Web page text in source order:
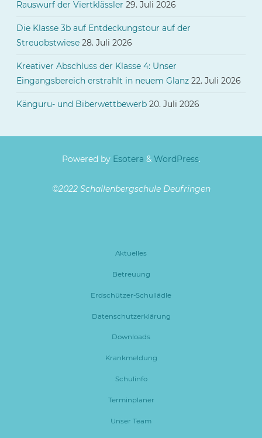
Rauswurf der Viertklässler 29. Juli 2026
Die Klasse 3b auf Entdeckungstour auf der
Streuobstwiese 28. Juli 2026
Kreativer Abschluss der Klasse 4: Unser
Eingangsbereich erstrahlt in neuem Glanz 22. Juli 2026
Känguru- und Biberwettbewerb 20. Juli 2026
Powered byEsotera & WordPress.
©2022 Schallenbergschule Deufringen
Aktuelles
Betreuung
Erdschützer-Schullädle
Datenschutzerklärung
Downloads
Krankmeldung
Schulinfo
Terminplaner
Unser Team